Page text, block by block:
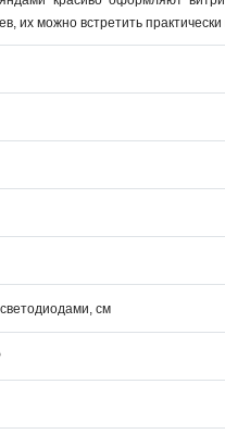
их можно встретить
см